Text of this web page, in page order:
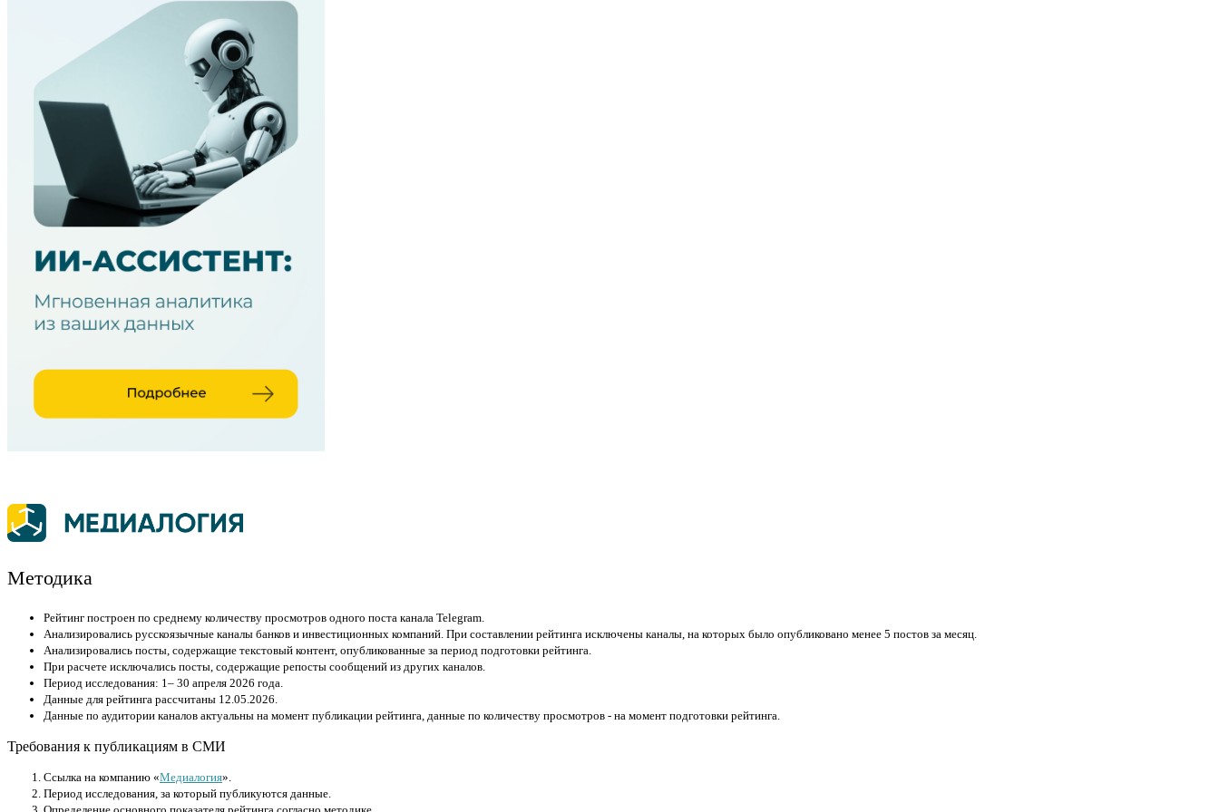
Методика
Рейтинг построен по среднему количеству просмотров одного поста канала Telegram.
Анализировались русскоязычные каналы банков и инвестиционных компаний. При составлении рейтинга исключены каналы, на которых было опубликовано менее 5 постов за месяц.
Анализировались посты, содержащие текстовый контент, опубликованные за период подготовки рейтинга.
При расчете исключались посты, содержащие репосты сообщений из других каналов.
Период исследования: 1– 30 апреля 2026 года.
Данные для рейтинга рассчитаны 12.05.2026.
Данные по аудитории каналов актуальны на момент публикации рейтинга, данные по количеству просмотров - на момент подготовки рейтинга.
Требования к публикациям в СМИ
Cсылка на компанию «Медиалогия».
Период исследования, за который публикуются данные.